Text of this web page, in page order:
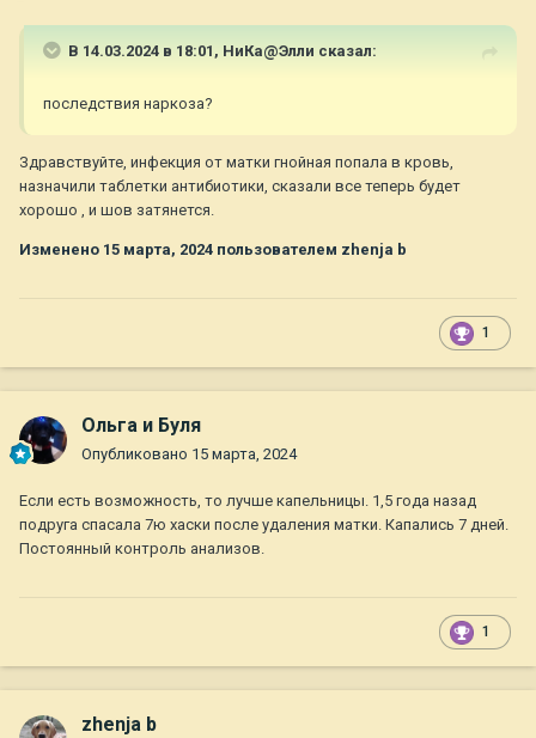
В 14.03.2024 в 18:01, НиКа@Элли сказал:
последствия наркоза?
Здравствуйте, инфекция от матки гнойная попала в кровь,
назначили таблетки антибиотики, сказали все теперь будет
хорошо , и шов затянется.
Изменено 15 марта, 2024 пользователем zhenja b
1
Ольга и Буля
Опубликовано 15 марта, 2024
Если есть возможность, то лучше капельницы. 1,5 года назад
подруга спасала 7ю хаски после удаления матки. Капались 7 дней.
Постоянный контроль анализов.
1
zhenja b